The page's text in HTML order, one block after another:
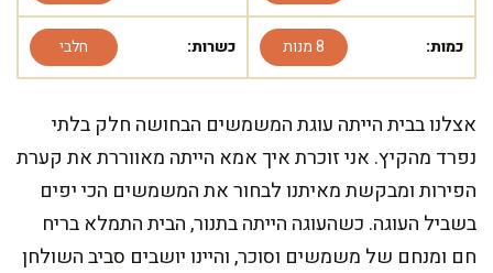
כמות: 8 מנות כשרות: חלבי
אצלנו בבית הייתה עוגת המשמשים הבחושה חלק בלתי
נפרד מהקיץ. אני זוכרת איך אמא הייתה מאווררת את קערת
הפירות ומבקשת מאיתנו לבחור את המשמשים הכי יפים
בשביל העוגה. כשהעוגה הייתה בתנור, הבית התמלא בריח
חם ומנחם של משמשים וסוכר, והיינו יושבים סביב השולחן